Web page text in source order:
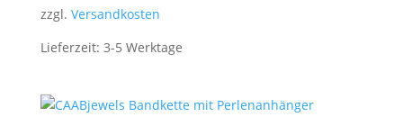
zzgl. Versandkosten
Lieferzeit: 3-5 Werktage